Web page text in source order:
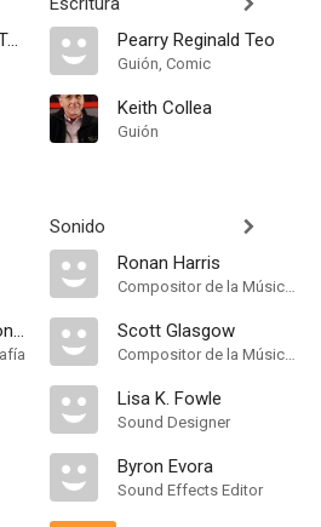
Pearry Reginald Teo
Anthony G. Nakonechnyj
Pearry Reginald Teo
Guión, Comic
Keith Collea
Guión
Sonido
Ronan Harris
Compositor de la Música Original
Scott Glasgow
Compositor de la Música Original
Lisa K. Fowle
Sound Designer
Byron Evora
Sound Effects Editor